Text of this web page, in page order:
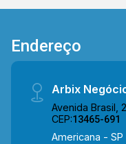
Endereço
Arbix
Avenida Brasil,
CEP:13465-691
Americana - SP